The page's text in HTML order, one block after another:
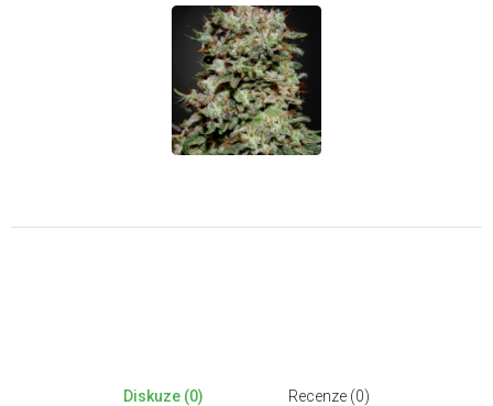
Diskuze (0) Recenze (0)